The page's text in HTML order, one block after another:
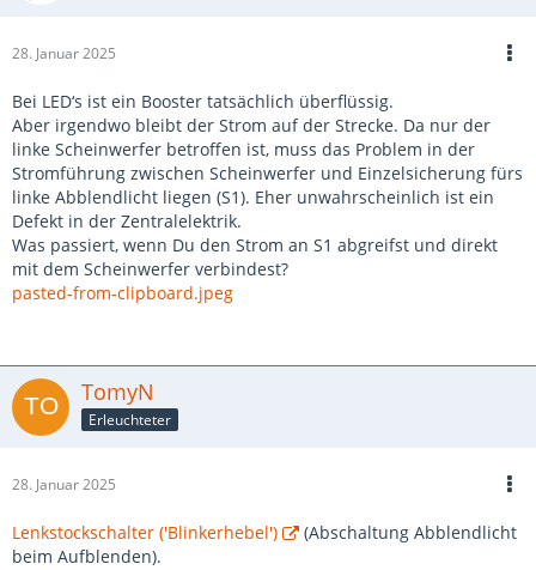
28. Januar 2025
Bei LED‘s ist ein Booster tatsächlich überflüssig.
Aber irgendwo bleibt der Strom auf der Strecke. Da nur der
linke Scheinwerfer betroffen ist, muss das Problem in der
Stromführung zwischen Scheinwerfer und Einzelsicherung fürs
linke Abblendlicht liegen (S1). Eher unwahrscheinlich ist ein
Defekt in der Zentralelektrik.
Was passiert, wenn Du den Strom an S1 abgreifst und direkt
mit dem Scheinwerfer verbindest?
pasted-from-clipboard.jpeg
TomyN
Erleuchteter
28. Januar 2025
Lenkstockschalter ('Blinkerhebel')
(Abschaltung Abblendlicht
beim Aufblenden).